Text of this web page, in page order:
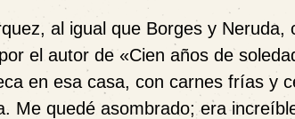
al igual que Borges y
el autor de «Cien años de
en esa casa, con carnes frías y
Me quedé asombrado; era